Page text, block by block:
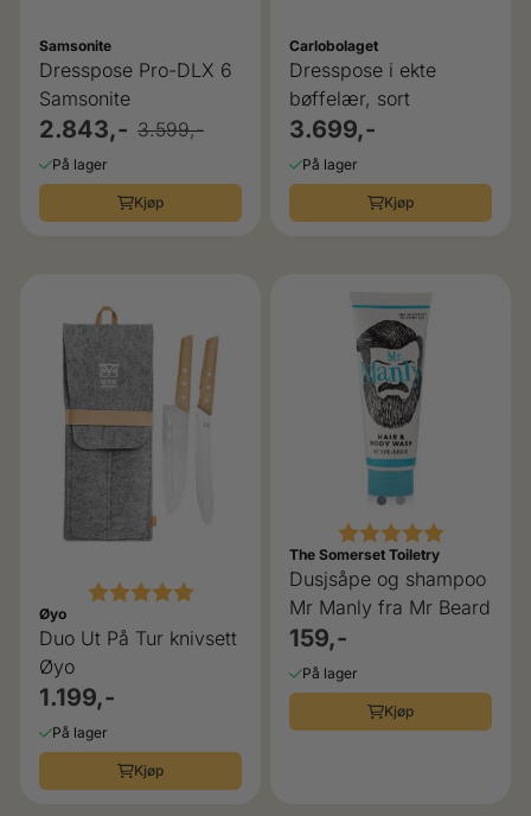
Samsonite
Dresspose Pro-DLX 6
Samsonite
2.843,- 3.599,-
På lager
Kjøp
Carlobolaget
Dresspose i ekte
bøffelær, sort
3.699,-
På lager
Kjøp
Karakter: 5.0 av 5 mulige
Øyo
Duo Ut På Tur knivsett
Øyo
1.199,-
På lager
Kjøp
Karakter: 5.0 av 5
The Somerset Toiletry
Dusjsåpe og shampoo
Mr Manly fra Mr Beard
159,-
På lager
Kjøp